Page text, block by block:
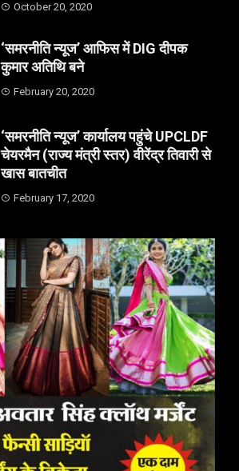
October 20, 2020
‘समरनीति न्यूज’ आफिस में DIG दीपक
कुमार अतिथि बने
February 20, 2020
‘समरनीति न्यूज’ कार्यालय पहुंचे UPCLDF
चेयरमैन (राज्य मंत्री स्तर) वीरेंद्र तिवारी से
खास बातचीत
February 17, 2020